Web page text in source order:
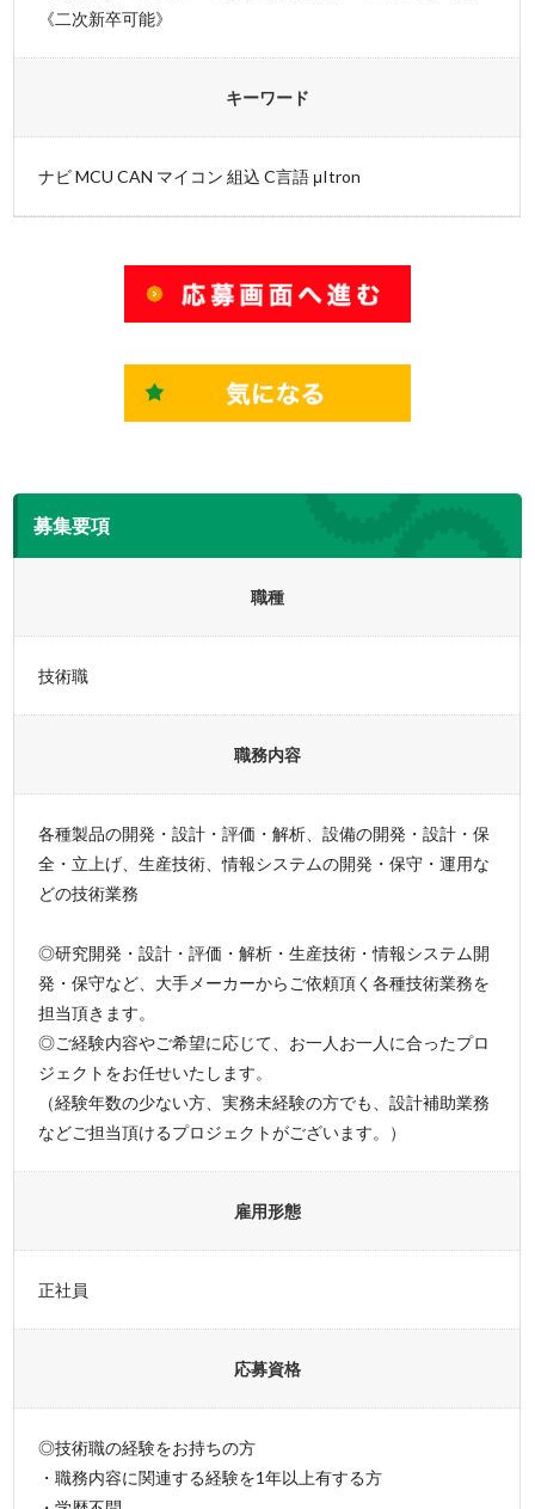
《二次新卒可能》
キーワード
ナビ MCU CAN マイコン 組込 C言語 μItron
募集要項
職種
技術職
職務内容
各種製品の開発・設計・評価・解析、設備の開発・設計・保
全・立上げ、生産技術、情報システムの開発・保守・運用な
どの技術業務
◎研究開発・設計・評価・解析・生産技術・情報システム開
発・保守など、大手メーカーからご依頼頂く各種技術業務を
担当頂きます。
◎ご経験内容やご希望に応じて、お一人お一人に合ったプロ
ジェクトをお任せいたします。
（経験年数の少ない方、実務未経験の方でも、設計補助業務
などご担当頂けるプロジェクトがございます。）
雇用形態
正社員
応募資格
◎技術職の経験をお持ちの方
・職務内容に関連する経験を1年以上有する方